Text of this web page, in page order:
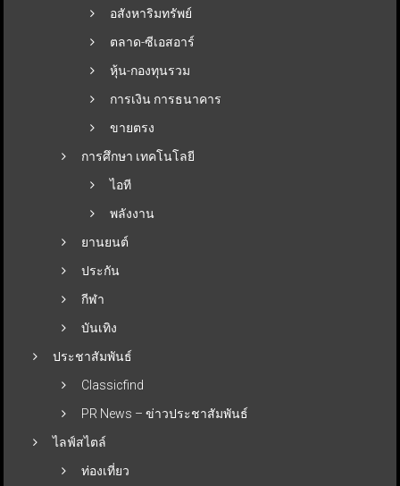
อสังหาริมทรัพย์
ตลาด-ซีเอสอาร์
หุ้น-กองทุนรวม
การเงิน การธนาคาร
ขายตรง
การศึกษา เทคโนโลยี
ไอที
พลังงาน
ยานยนต์
ประกัน
กีฬา
บันเทิง
ประชาสัมพันธ์
Classicfind
PR News – ข่าวประชาสัมพันธ์
ไลฟ์สไตล์
ท่องเที่ยว